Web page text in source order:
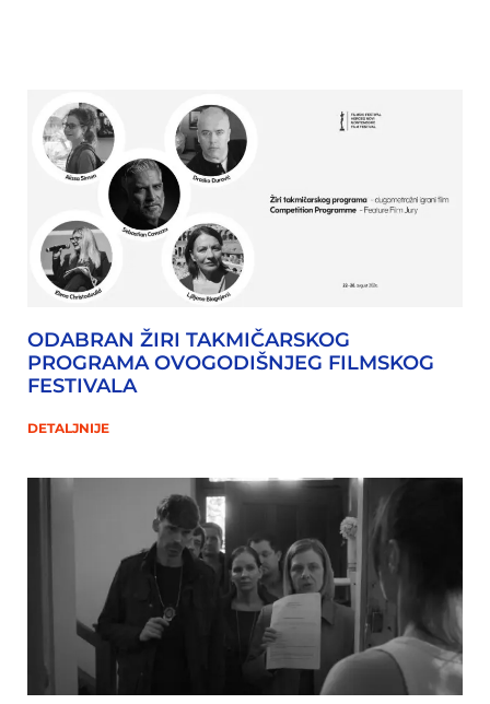
ODABRAN ŽIRI TAKMIČARSKOG
PROGRAMA OVOGODIŠNJEG FILMSKOG
FESTIVALA
DETALJNIJE